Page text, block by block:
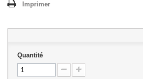
Imprimer
Quantité